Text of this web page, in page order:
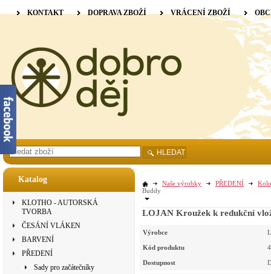
Katalog
KLOTHO - AUTORSKÁ
TVORBA
ČESÁNÍ VLÁKEN
BARVENÍ
PŘEDENÍ
Sady pro začátečníky
Naše výrobky PŘEDENÍ
Buddy
LOJAN Kroužek k redukční
Výrobce
Kód produktu
Dostupnost
KONTAKT DOPRAVA ZBOŽÍ VRÁCENÍ ZBOŽÍ
HLEDAT